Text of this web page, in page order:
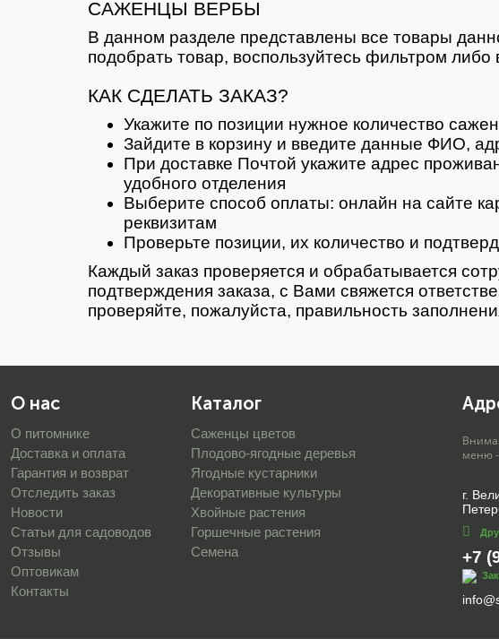
САЖЕНЦЫ ВЕРБЫ
В данном разделе представлены все товары
подобрать товар, воспользуйтесь фильтром либо
КАК СДЕЛАТЬ ЗАКАЗ?
Укажите по позиции нужное количество
Зайдите в корзину и введите данные ФИО,
При доставке Почтой укажите адрес
удобного отделения
Выберите способ оплаты: онлайн на сайте
реквизитам
Проверьте позиции, их количество и
Каждый заказ проверяется и обрабатывается
подтверждения заказа, с Вами свяжется
проверяйте, пожалуйста, правильность
О нас
О питомнике
Доставка и оплата
Гарантия и возврат
Отследить заказ
Новости
Статьи для садоводов
Отзывы
Оптовикам
Контакты
Каталог
Саженцы цветов
Плодово-ягодные деревья
Ягодные кустарники
Декоративные культуры
Хвойные растения
Горшечные растения
Семена
меню -
г.
+7